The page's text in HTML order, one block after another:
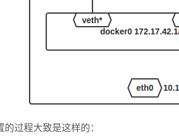
过程大致是这样的：